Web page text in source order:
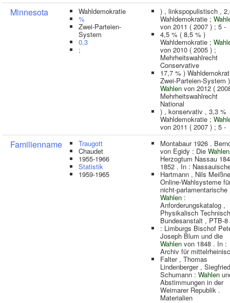
Minnesota Wahldemokratie
%
Zwei-Parteien-
System
0,3
;
) , linkspopulistisch ,
Wahldemokratie ;
von 2011 ( 2007 ) ; 5 -
4,5 % ( 8,5 % )
Wahldemokratie ;
von 2010 ( 2005 ) ;
Mehrheitswahlrecht
Conservative
17,7 % )
Zwei-Parteien-System
Wahlen von 2012 (
Mehrheitswahlrecht
National
) , konservativ , 3,3 %
Wahldemokratie ;
von 2011 ( 2007 ) ; 5 -
Familienname Traugott
Chaudet
1955-1966
Statistik
1959-1965
Montabaur 1926 .
von Egidy : Die Wahlen
Herzogtum Nassau
1852 . In :
Hartmann , Nils
Online-Wahlsysteme
nicht-parlamentarische
Wahlen :
Anforderungskatalog ,
Physikalisch
Bundesanstalt , PTB-8
: Limburgs Bischof
Joseph Blum und die
Wahlen von 1848 . In :
Archiv für
Falter , Thomas
Lindenberger , Siegfried
Schumann : Wahlen
Abstimmungen in der
Weimarer Republik .
Materialien